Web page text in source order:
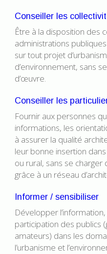
Conseiller les
Être à la disposition des
administrations
sur tout projet
d’environnement, sans
d’œuvre.
Conseiller les
Fournir aux personnes
informations, les
à assurer la qualité
leur bonne insertion
ou rural, sans se
grâce à un réseau
Informer / sensibiliser
Développer
participation des publics
amateurs) dans les
l’urbanisme et